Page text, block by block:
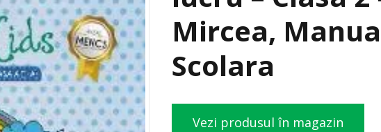
Mircea,
Scolara
Vezi produsul în magazin